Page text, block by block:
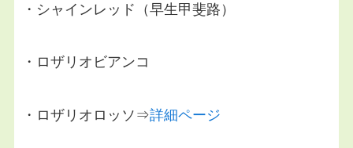
・シャインレッド（早生甲斐路）
・ロザリオビアンコ
・ロザリオロッソ⇒詳細ページ